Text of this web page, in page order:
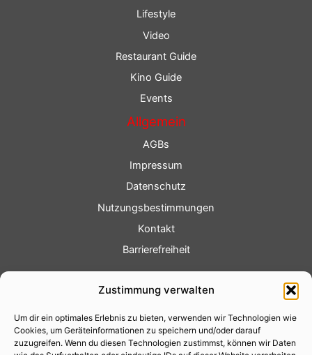
Zustimmung verwalten
Um dir ein optimales Erlebnis zu bieten, verwenden wir Technologien wie
Cookies, um Geräteinformationen zu speichern und/oder darauf
zuzugreifen. Wenn du diesen Technologien zustimmst, können wir Daten
Lifestyle
Video
Restaurant Guide
Kino Guide
Events
Allgemein
AGBs
Impressum
Datenschutz
Nutzungsbestimmungen
Kontakt
Barrierefreiheit
Fotoservice
Videoservice
Werbung